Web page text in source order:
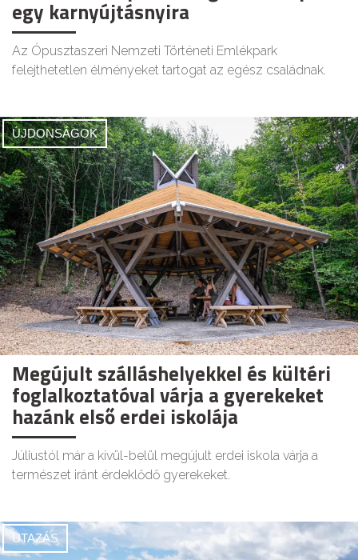
egy karnyújtásnyira
Az Ópusztaszeri Nemzeti Történeti Emlékpark
felejthetetlen élményeket tartogat az egész családnak.
ÚJDONSÁGOK
Megújult szálláshelyekkel és kültéri
foglalkoztatóval várja a gyerekeket
hazánk első erdei iskolája
Júliustól már a kívül-belül megújult erdei iskola várja a
természet iránt érdeklődő gyerekeket.
UTAZÁS